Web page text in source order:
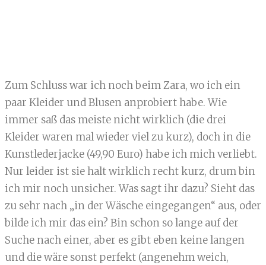
Zum Schluss war ich noch beim Zara, wo ich ein
paar Kleider und Blusen anprobiert habe. Wie
immer saß das meiste nicht wirklich (die drei
Kleider waren mal wieder viel zu kurz), doch in die
Kunstlederjacke (49,90 Euro) habe ich mich verliebt.
Nur leider ist sie halt wirklich recht kurz, drum bin
ich mir noch unsicher. Was sagt ihr dazu? Sieht das
zu sehr nach „in der Wäsche eingegangen“ aus, oder
bilde ich mir das ein? Bin schon so lange auf der
Suche nach einer, aber es gibt eben keine langen
und die wäre sonst perfekt (angenehm weich,